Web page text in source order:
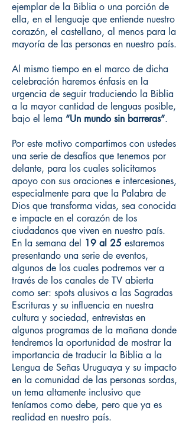
ejemplar de la Biblia o una porción de
ella, en el lenguaje que entiende nuestro
corazón, el castellano, al menos para la
mayoría de las personas en nuestro país.
Al mismo tiempo en el marco de dicha
celebración haremos énfasis en la
urgencia de seguir traduciendo la Biblia
a la mayor cantidad de lenguas posible,
bajo el lema “Un mundo sin barreras”.
Por este motivo compartimos con ustedes
una serie de desafíos que tenemos por
delante, para los cuales solicitamos
apoyo con sus oraciones e intercesiones,
especialmente para que la Palabra de
Dios que transforma vidas, sea conocida
e impacte en el corazón de los
ciudadanos que viven en nuestro país.
En la semana del 19 al 25 estaremos
presentando una serie de eventos,
algunos de los cuales podremos ver a
través de los canales de TV abierta
como ser: spots alusivos a las Sagradas
Escrituras y su influencia en nuestra
cultura y sociedad, entrevistas en
algunos programas de la mañana donde
tendremos la oportunidad de mostrar la
importancia de traducir la Biblia a la
Lengua de Señas Uruguaya y su impacto
en la comunidad de las personas sordas,
un tema altamente inclusivo que
teníamos como debe, pero que ya es
realidad en nuestro país.